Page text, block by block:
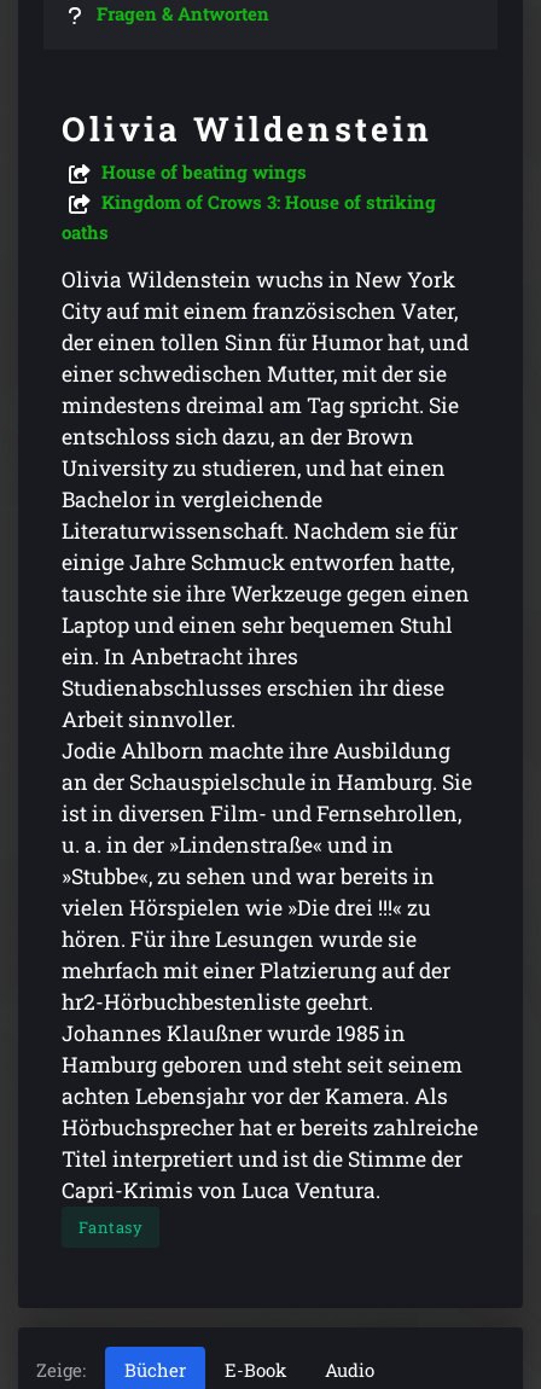
Fragen & Antworten
Olivia Wildenstein
House of beating wings
Kingdom of Crows 3: House of striking
oaths
Olivia Wildenstein wuchs in New York
City auf mit einem französischen Vater,
der einen tollen Sinn für Humor hat, und
einer schwedischen Mutter, mit der sie
mindestens dreimal am Tag spricht. Sie
entschloss sich dazu, an der Brown
University zu studieren, und hat einen
Bachelor in vergleichende
Literaturwissenschaft. Nachdem sie für
einige Jahre Schmuck entworfen hatte,
tauschte sie ihre Werkzeuge gegen einen
Laptop und einen sehr bequemen Stuhl
ein. In Anbetracht ihres
Studienabschlusses erschien ihr diese
Arbeit sinnvoller.
Jodie Ahlborn machte ihre Ausbildung
an der Schauspielschule in Hamburg. Sie
ist in diversen Film- und Fernsehrollen,
u. a. in der »Lindenstraße« und in
»Stubbe«, zu sehen und war bereits in
vielen Hörspielen wie »Die drei !!!« zu
hören. Für ihre Lesungen wurde sie
mehrfach mit einer Platzierung auf der
hr2-Hörbuchbestenliste geehrt.
Johannes Klaußner wurde 1985 in
Hamburg geboren und steht seit seinem
achten Lebensjahr vor der Kamera. Als
Hörbuchsprecher hat er bereits zahlreiche
Titel interpretiert und ist die Stimme der
Capri-Krimis von Luca Ventura.
Fantasy
Zeige: Bücher E-Book Audio